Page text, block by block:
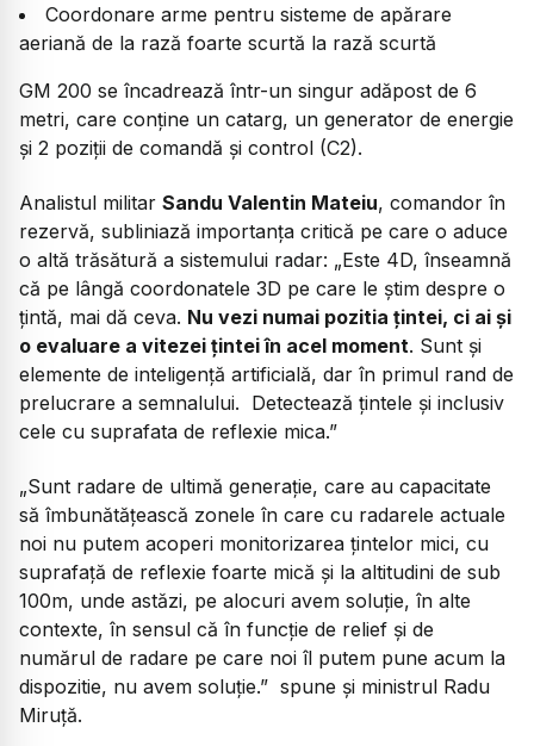
Coordonare arme pentru sisteme de apărare
aeriană de la rază foarte scurtă la rază scurtă
GM 200 se încadrează într-un singur adăpost de 6
metri, care conține un catarg, un generator de energie
și 2 poziții de comandă și control (C2).
Analistul militar Sandu Valentin Mateiu, comandor în
rezervă, subliniază importanța critică pe care o aduce
o altă trăsătură a sistemului radar: „Este 4D, înseamnă
că pe lângă coordonatele 3D pe care le știm despre o
țintă, mai dă ceva. Nu vezi numai pozitia țintei, ci ai și
o evaluare a vitezei țintei în acel moment. Sunt și
elemente de inteligență artificială, dar în primul rand de
prelucrare a semnalului. Detectează țintele și inclusiv
cele cu suprafata de reflexie mica.”
„Sunt radare de ultimă generație, care au capacitate
să îmbunătățească zonele în care cu radarele actuale
noi nu putem acoperi monitorizarea țintelor mici, cu
suprafață de reflexie foarte mică și la altitudini de sub
100m, unde astăzi, pe alocuri avem soluție, în alte
contexte, în sensul că în funcție de relief și de
numărul de radare pe care noi îl putem pune acum la
dispozitie, nu avem soluție.” spune și ministrul Radu
Miruță.